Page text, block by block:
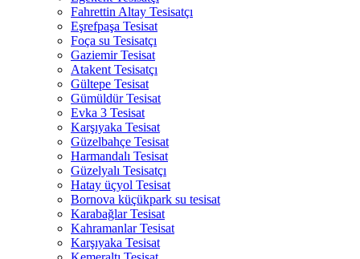
Fahrettin Altay Tesisatçı
Eşrefpaşa Tesisat
Foça su Tesisatçı
Gaziemir Tesisat
Atakent Tesisatçı
Gültepe Tesisat
Gümüldür Tesisat
Evka 3 Tesisat
Karşıyaka Tesisat
Güzelbahçe Tesisat
Harmandalı Tesisat
Güzelyalı Tesisatçı
Hatay üçyol Tesisat
Bornova küçükpark su tesisat
Karabağlar Tesisat
Kahramanlar Tesisat
Karşıyaka Tesisat